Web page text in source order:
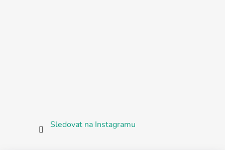
Sledovat na Instagramu